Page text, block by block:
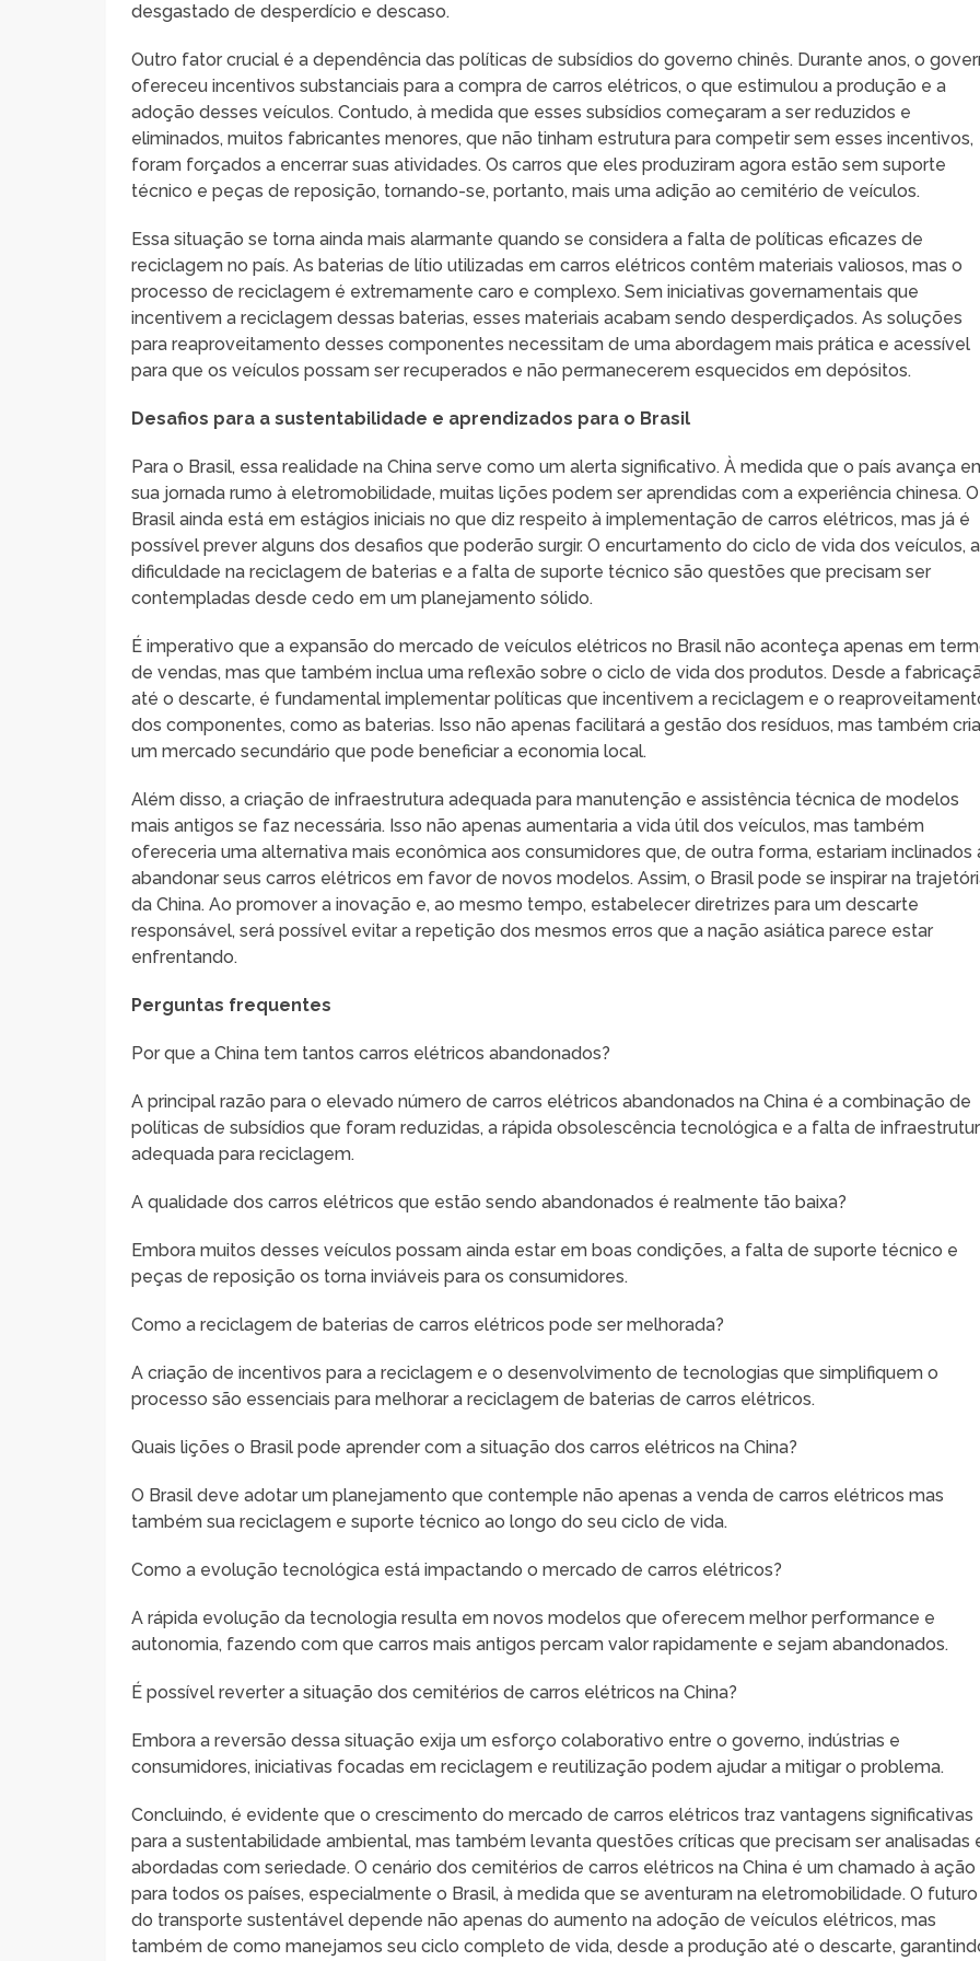
desgastado de desperdício e descaso.
Outro fator crucial é a dependência das políticas de subsídios do governo chinês. Durante anos, o
ofereceu incentivos substanciais para a compra de carros elétricos, o que estimulou a produção e a
adoção desses veículos. Contudo, à medida que esses subsídios começaram a ser reduzidos e
eliminados, muitos fabricantes menores, que não tinham estrutura para competir sem esses incentivos,
foram forçados a encerrar suas atividades. Os carros que eles produziram agora estão sem suporte
técnico e peças de reposição, tornando-se, portanto, mais uma adição ao cemitério de veículos.
Essa situação se torna ainda mais alarmante quando se considera a falta de políticas eficazes de
reciclagem no país. As baterias de lítio utilizadas em carros elétricos contêm materiais valiosos, mas o
processo de reciclagem é extremamente caro e complexo. Sem iniciativas governamentais que
incentivem a reciclagem dessas baterias, esses materiais acabam sendo desperdiçados. As soluções
para reaproveitamento desses componentes necessitam de uma abordagem mais prática e acessível
para que os veículos possam ser recuperados e não permanecerem esquecidos em depósitos.
Desafios para a sustentabilidade e aprendizados para o Brasil
Para o Brasil, essa realidade na China serve como um alerta significativo. À medida que o país avança
sua jornada rumo à eletromobilidade, muitas lições podem ser aprendidas com a experiência chinesa. O
Brasil ainda está em estágios iniciais no que diz respeito à implementação de carros elétricos, mas já é
possível prever alguns dos desafios que poderão surgir. O encurtamento do ciclo de vida dos veículos, a
dificuldade na reciclagem de baterias e a falta de suporte técnico são questões que precisam ser
contempladas desde cedo em um planejamento sólido.
É imperativo que a expansão do mercado de veículos elétricos no Brasil não aconteça apenas em
de vendas, mas que também inclua uma reflexão sobre o ciclo de vida dos produtos. Desde a
até o descarte, é fundamental implementar políticas que incentivem a reciclagem e o
dos componentes, como as baterias. Isso não apenas facilitará a gestão dos resíduos, mas também
um mercado secundário que pode beneficiar a economia local.
Além disso, a criação de infraestrutura adequada para manutenção e assistência técnica de modelos
mais antigos se faz necessária. Isso não apenas aumentaria a vida útil dos veículos, mas também
ofereceria uma alternativa mais econômica aos consumidores que, de outra forma, estariam inclinados
abandonar seus carros elétricos em favor de novos modelos. Assim, o Brasil pode se inspirar na
da China. Ao promover a inovação e, ao mesmo tempo, estabelecer diretrizes para um descarte
responsável, será possível evitar a repetição dos mesmos erros que a nação asiática parece estar
enfrentando.
Perguntas frequentes
Por que a China tem tantos carros elétricos abandonados?
A principal razão para o elevado número de carros elétricos abandonados na China é a combinação de
políticas de subsídios que foram reduzidas, a rápida obsolescência tecnológica e a falta de
adequada para reciclagem.
A qualidade dos carros elétricos que estão sendo abandonados é realmente tão baixa?
Embora muitos desses veículos possam ainda estar em boas condições, a falta de suporte técnico e
peças de reposição os torna inviáveis para os consumidores.
Como a reciclagem de baterias de carros elétricos pode ser melhorada?
A criação de incentivos para a reciclagem e o desenvolvimento de tecnologias que simplifiquem o
processo são essenciais para melhorar a reciclagem de baterias de carros elétricos.
Quais lições o Brasil pode aprender com a situação dos carros elétricos na China?
O Brasil deve adotar um planejamento que contemple não apenas a venda de carros elétricos mas
também sua reciclagem e suporte técnico ao longo do seu ciclo de vida.
Como a evolução tecnológica está impactando o mercado de carros elétricos?
A rápida evolução da tecnologia resulta em novos modelos que oferecem melhor performance e
autonomia, fazendo com que carros mais antigos percam valor rapidamente e sejam abandonados.
É possível reverter a situação dos cemitérios de carros elétricos na China?
Embora a reversão dessa situação exija um esforço colaborativo entre o governo, indústrias e
consumidores, iniciativas focadas em reciclagem e reutilização podem ajudar a mitigar o problema.
Concluindo, é evidente que o crescimento do mercado de carros elétricos traz vantagens significativas
para a sustentabilidade ambiental, mas também levanta questões críticas que precisam ser analisadas
abordadas com seriedade. O cenário dos cemitérios de carros elétricos na China é um chamado à ação
para todos os países, especialmente o Brasil, à medida que se aventuram na eletromobilidade. O futuro
do transporte sustentável depende não apenas do aumento na adoção de veículos elétricos, mas
também de como manejamos seu ciclo completo de vida, desde a produção até o descarte,